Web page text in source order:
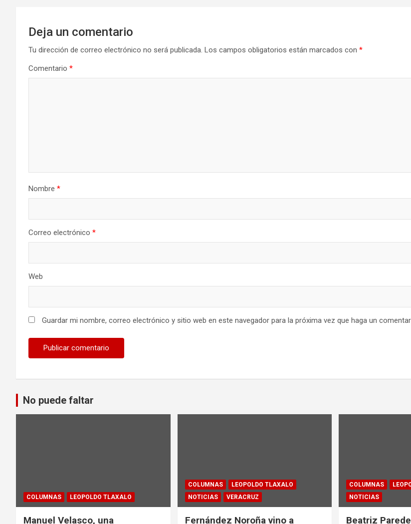
Deja un comentario
Tu dirección de correo electrónico no será publicada. Los campos obligatorios están marcados con *
Comentario *
Nombre *
Correo electrónico *
Web
Guardar mi nombre, correo electrónico y sitio web en este navegador para la próxima vez que haga un
No puede faltar
COLUMNAS LEOPOLDO TLAXALO
Manuel Velasco, una
COLUMNAS
LEOPOLDO TLAXALO
NOTICIAS
VERACRUZ
Fernández Noroña vino a
COLUMNAS
NOTICIAS
Beatriz